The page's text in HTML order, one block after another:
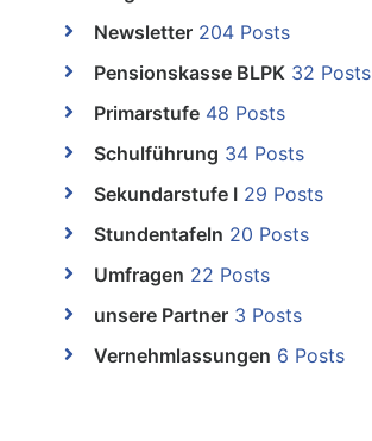
Newsletter 204 Posts
Pensionskasse BLPK 32 Posts
Primarstufe 48 Posts
Schulführung 34 Posts
Sekundarstufe I 29 Posts
Stundentafeln 20 Posts
Umfragen 22 Posts
unsere Partner 3 Posts
Vernehmlassungen 6 Posts